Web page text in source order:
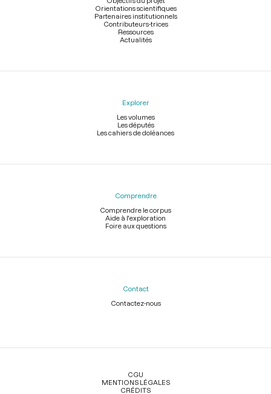
Orientations scientifiques
Partenaires institutionnels
Contributeurs-trices
Ressources
Actualités
Explorer
Les volumes
Les députés
Les cahiers de doléances
Comprendre
Comprendre le corpus
Aide à l'exploration
Foire aux questions
Contact
Contactez-nous
Légal
CGU
MENTIONS LÉGALES
CRÉDITS